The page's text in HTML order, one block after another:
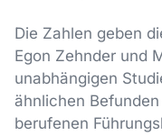
Die Zahlen geben
Egon Zehnder und
unabhängigen
ähnlichen
berufenen